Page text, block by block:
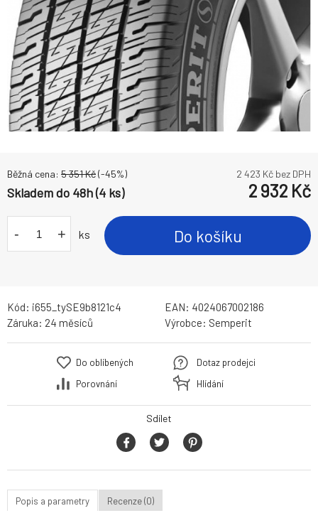
Běžná cena: 5 351Kč(-45%) 2 423 Kč bez DPH
Skladem do 48h (4 ks) 2 932 Kč
- + ks Do košíku
Kód: i655_tySE9b8121c4 EAN: 4024067002186
Záruka: 24 měsíců Výrobce: Semperit
Do oblíbených
Porovnání
Dotaz prodejci
Hlídání
Sdílet
Popis a parametry Recenze (0)